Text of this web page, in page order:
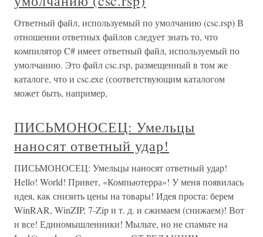
Ответный файл, используемый по умолчанию (csc.rsp) В
отношении ответных файлов следует знать то, что
компилятор C# имеет ответный файл, используемый по
умолчанию. Это файл csc.rsp, размещенный в том же
каталоге, что и csc.exe (соответствующим каталогом
может быть, например,
ПИСЬМОНОСЕЦ: Умельцы
наносят ответный удар!
ПИСЬМОНОСЕЦ: Умельцы наносят ответный удар!
Hello! World! Привет, «Компьютерра»! У меня появилась
идея, как снизить цены на товары! Идея проста: берем
WinRAR, WinZIP, 7-Zip и т. д. и сжимаем (снижаем)! Вот
и все! Единомышленники! Мыльте, но не спамьте на